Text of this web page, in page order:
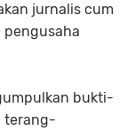
jurnalis cum
pengusaha
bukti-
terang-